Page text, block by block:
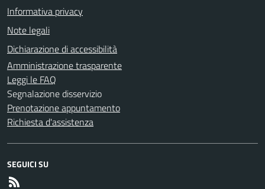
Informativa privacy
Note legali
Dichiarazione di accessibilità
Amministrazione trasparente
Leggi le FAQ
Segnalazione disservizio
Prenotazione appuntamento
Richiesta d'assistenza
SEGUICI SU